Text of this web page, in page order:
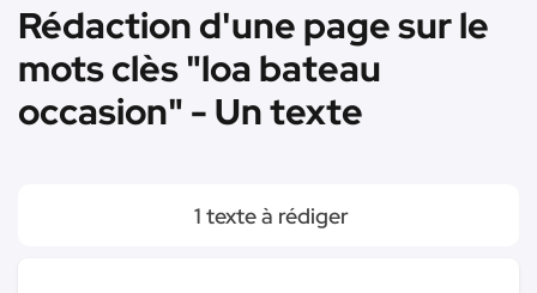
Rédaction d'une page sur le
mots clès "loa bateau
occasion" - Un texte
1 texte à rédiger